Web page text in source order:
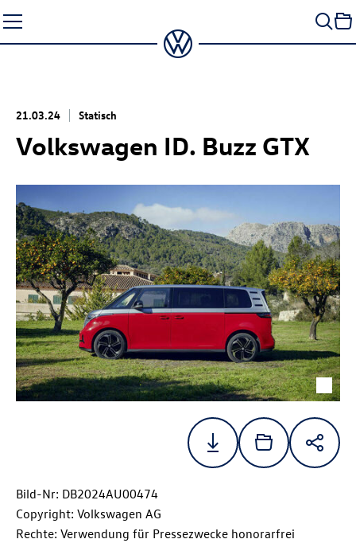
Seiteninhalt
springen
21.03.24 Statisch
Volkswagen ID. Buzz GTX
Bild-Nr: DB2024AU00474
Copyright: Volkswagen AG
Rechte: Verwendung für Pressezwecke honorarfrei